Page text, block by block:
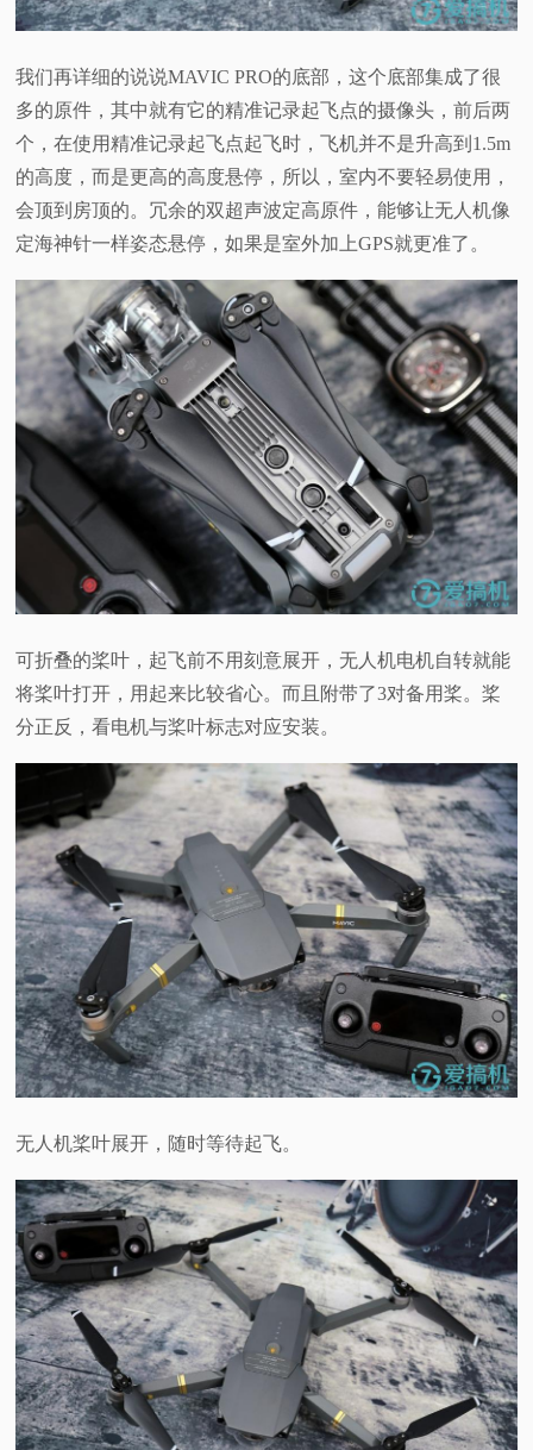
我们再详细的说说MAVIC PRO的底部，这个底部集成了很
多的原件，其中就有它的精准记录起飞点的摄像头，前后两
个，在使用精准记录起飞点起飞时，飞机并不是升高到 1.5m
的高度，而是更高的高度悬停，所以，室内不要轻易使用，
会顶到房顶的。冗余的双超声波定高原件，能够让无人机像
定海神针一样姿态悬停，如果是室外加上GPS就更准了。
可折叠的桨叶，起飞前不用刻意展开，无人机电机自转就能
将桨叶打开，用起来比较省心。而且附带了3对备用桨。桨
分正反，看电机与桨叶标志对应安装。
无人机桨叶展开，随时等待起飞。